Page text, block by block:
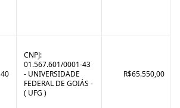
40
CNPJ:
01.567.601/0001-43
- UNIVERSIDADE
FEDERAL DE GOIÁS -
( UFG )
R$65.550,00